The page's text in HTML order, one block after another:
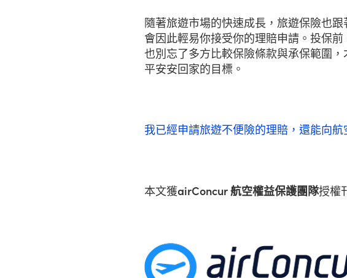
隨著旅遊市場的快速成長，旅遊保險也
會因此輕易你接受你的理賠申請。投保
也別忘了多方比較保險條款與承保範圍
平安安回家的目標。
我已經申請旅遊不便險的理賠，還能向航
本文獲airConcur 航空權益保護團隊授權